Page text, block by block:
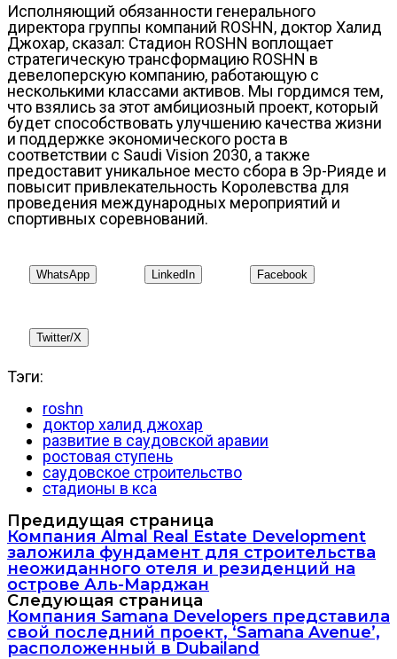
Исполняющий обязанности генерального
директора группы компаний ROSHN, доктор Халид
Джохар, сказал: Стадион ROSHN воплощает
стратегическую трансформацию ROSHN в
девелоперскую компанию, работающую с
несколькими классами активов. Мы гордимся тем,
что взялись за этот амбициозный проект, который
будет способствовать улучшению качества жизни
и поддержке экономического роста в
соответствии с Saudi Vision 2030, а также
предоставит уникальное место сбора в Эр-Рияде и
повысит привлекательность Королевства для
проведения международных мероприятий и
спортивных соревнований.
WhatsApp LinkedIn Facebook
Twitter/X
Тэги:
roshn
доктор халид джохар
развитие в саудовской аравии
ростовая ступень
саудовское строительство
стадионы в кса
Предидущая страница
Компания Almal Real Estate Development
заложила фундамент для строительства
неожиданного отеля и резиденций на
острове Аль-Марджан
Следующая страница
Компания Samana Developers представила
свой последний проект, ‘Samana Avenue’,
расположенный в Dubailand